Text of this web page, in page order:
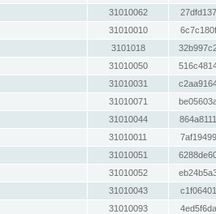
31010062
31010010
3101018
31010050
31010031
31010071
31010044
31010011
31010051
31010052
31010043
31010093